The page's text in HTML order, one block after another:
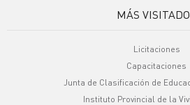
MÁS
Licitaciones
Capacitaciones
Junta de Clasificación de
Instituto Provincial de la